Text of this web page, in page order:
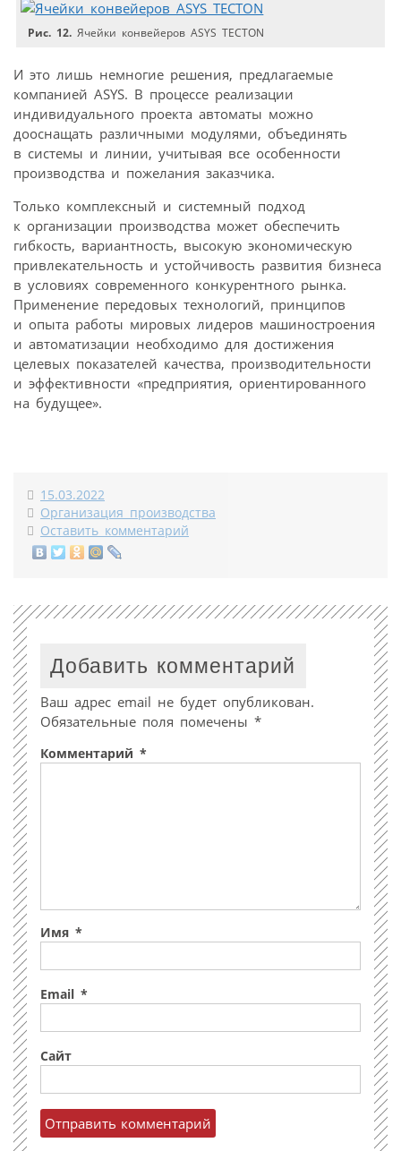
Рис. 12. Ячейки конвейеров ASYS TECTON
И это лишь немногие решения, предлагаемые
компанией ASYS. В процессе реализации
индивидуального проекта автоматы можно
дооснащать различными модулями, объединять
в системы и линии, учитывая все особенности
производства и пожелания заказчика.
Только комплексный и системный подход
к организации производства может обеспечить
гибкость, вариантность, высокую экономическую
привлекательность и устойчивость развития бизнеса
в условиях современного конкурентного рынка.
Применение передовых технологий, принципов
и опыта работы мировых лидеров машиностроения
и автоматизации необходимо для достижения
целевых показателей качества, производительности
и эффективности «предприятия, ориентированного
на будущее».
15.03.2022
Организация производства
Оставить комментарий
Добавить комментарий
Ваш адрес email не будет опубликован.
Обязательные поля помечены *
Комментарий *
Имя *
Email *
Сайт